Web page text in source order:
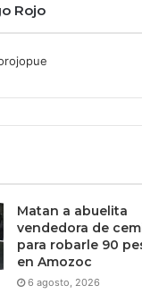
Rojo
Matan a abuelita
vendedora de
para robarle 90
en Amozoc
6 agosto, 2026